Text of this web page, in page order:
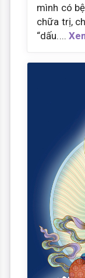
mình có
chữa trị,
“dấu....